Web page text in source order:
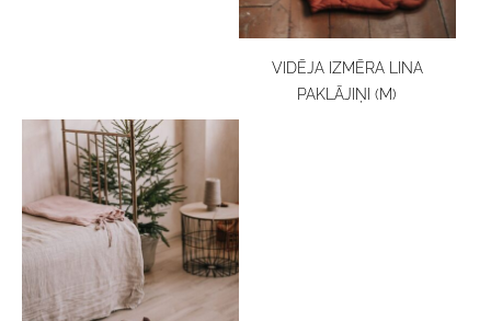
VIDĒJA IZMĒRA LINA
PAKLĀJIŅI (M)